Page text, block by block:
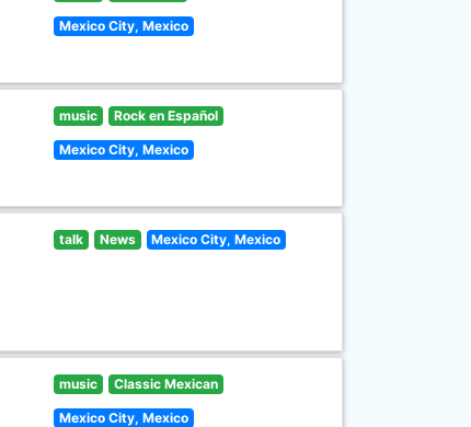
Mexico City, Mexico
music Rock en Español
Mexico City, Mexico
talk News Mexico City, Mexico
music Classic Mexican
Mexico City, Mexico